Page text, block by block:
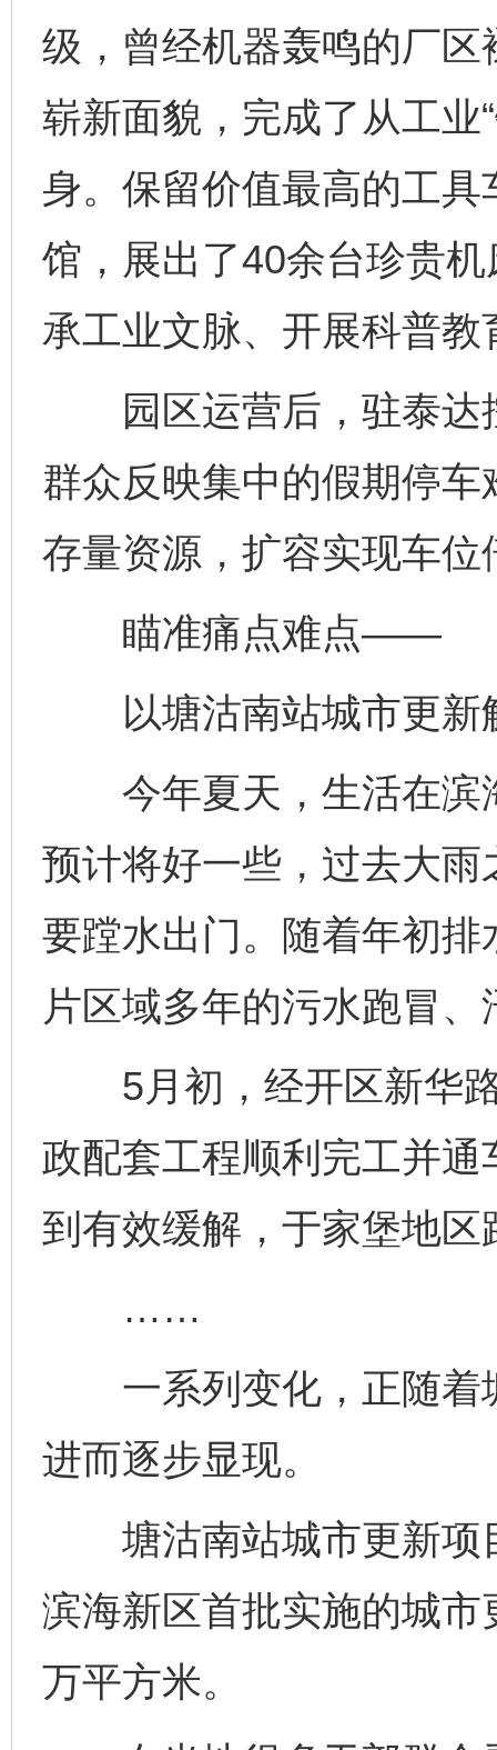
级，曾经机器轰鸣的厂
崭新面貌，完成了从工业
身。保留价值最高的工
馆，展出了40余台珍贵
承工业文脉、开展科普教
园区运营后，驻泰达
群众反映集中的假期停
存量资源，扩容实现车位
瞄准痛点难点——
以塘沽南站城市更新
今年夏天，生活在滨
预计将好一些，过去大
要蹚水出门。随着年初
片区域多年的污水跑冒
5月初，经开区新华
政配套工程顺利完工并
到有效缓解，于家堡地
……
一系列变化，正随着
进而逐步显现。
塘沽南站城市更新项
滨海新区首批实施的城
万平方米。